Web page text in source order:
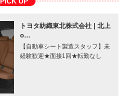
トヨタ紡織東北株式会社 | 北上
o…
【自動車シート製造スタッフ】未
経験歓迎★面接1回★転勤なし